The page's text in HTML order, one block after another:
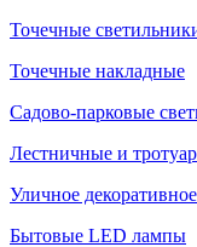
Точечные
Точечные накладные
Садово-парковые
Лестничные и
Уличное
Бытовые LED лампы